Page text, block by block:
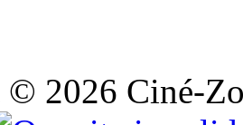
2026 Ciné-